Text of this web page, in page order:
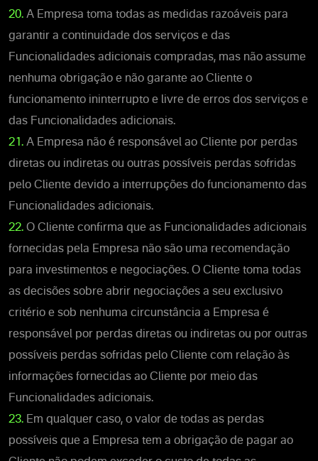
20. A Empresa toma todas as medidas razoáveis para
garantir a continuidade dos serviços e das
Funcionalidades adicionais compradas, mas não assume
nenhuma obrigação e não garante ao Cliente o
funcionamento ininterrupto e livre de erros dos serviços e
das Funcionalidades adicionais.
21. A Empresa não é responsável ao Cliente por perdas
diretas ou indiretas ou outras possíveis perdas sofridas
pelo Cliente devido a interrupções do funcionamento das
Funcionalidades adicionais.
22. O Cliente confirma que as Funcionalidades adicionais
fornecidas pela Empresa não são uma recomendação
para investimentos e negociações. O Cliente toma todas
as decisões sobre abrir negociações a seu exclusivo
critério e sob nenhuma circunstância a Empresa é
responsável por perdas diretas ou indiretas ou por outras
possíveis perdas sofridas pelo Cliente com relação às
informações fornecidas ao Cliente por meio das
Funcionalidades adicionais.
23. Em qualquer caso, o valor de todas as perdas
possíveis que a Empresa tem a obrigação de pagar ao